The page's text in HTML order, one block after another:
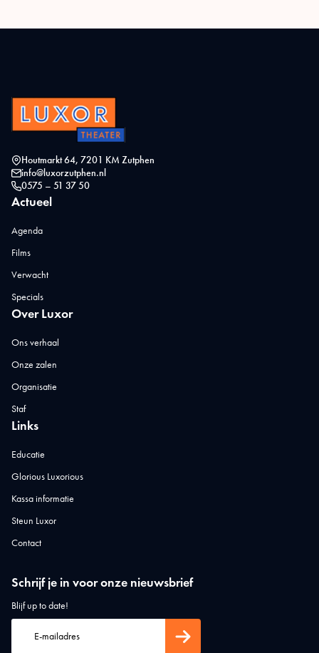
Houtmarkt 64, 7201 KM Zutphen
info@luxorzutphen.nl
0575 – 51 37 50
Actueel
Agenda
Films
Verwacht
Specials
Over Luxor
Ons verhaal
Onze zalen
Organisatie
Staf
Links
Educatie
Glorious Luxorious
Kassa informatie
Steun Luxor
Contact
Schrijf je in voor onze nieuwsbrief
Blijf up to date!